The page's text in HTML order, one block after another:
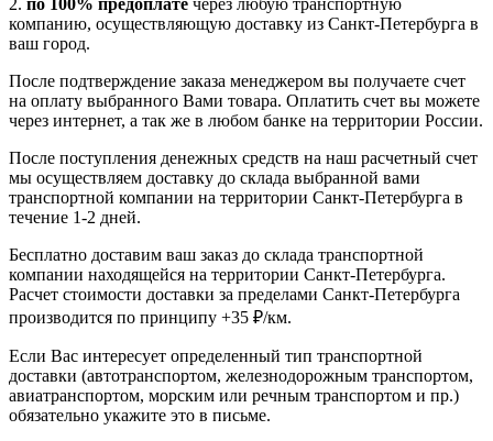
2. по 100% предоплате через любую транспортную
компанию, осуществляющую доставку из Санкт-Петербурга в
ваш город.
После подтверждение заказа менеджером вы получаете счет
на оплату выбранного Вами товара. Оплатить счет вы можете
через интернет, а так же в любом банке на территории России.
После поступления денежных средств на наш расчетный счет
мы осуществляем доставку до склада выбранной вами
транспортной компании на территории Санкт-Петербурга в
течение 1-2 дней.
Бесплатно доставим ваш заказ до склада транспортной
компании находящейся на территории Санкт-Петербурга.
Расчет стоимости доставки за пределами Санкт-Петербурга
производится по принципу +35 ₽/км.
Если Вас интересует определенный тип транспортной
доставки (автотранспортом, железнодорожным транспортом,
авиатранспортом, морским или речным транспортом и пр.)
обязательно укажите это в письме.